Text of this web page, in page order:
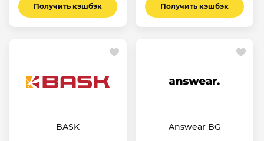
Получить кэшбэк Получить кэшбэк
BASK Answear BG